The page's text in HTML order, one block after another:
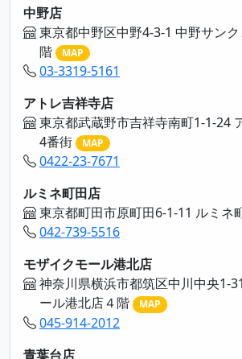
中野店
東京都中野区中野4-3-1 中野サン
階
MAP
03-3319-5161
アトレ吉祥寺店
東京都武蔵野市吉祥寺南町1-1-24
4番街
MAP
0422-23-7671
ルミネ町田店
東京都町田市原町田6-1-11 ルミネ
042-739-5516
モザイクモール港北店
神奈川県横浜市都筑区中川中央1-
ール港北店４階
MAP
045-914-2012
青葉台店